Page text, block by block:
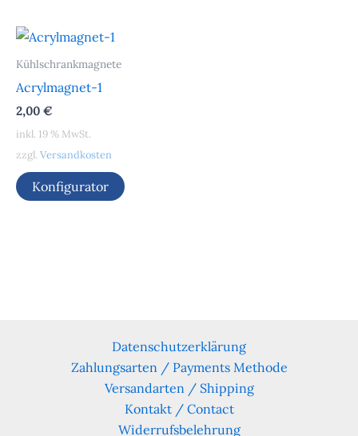
Kühlschrankmagnete
Acrylmagnet-1
2,00 €
inkl. 19 % MwSt.
zzgl. Versandkosten
Konfigurator
Datenschutzerklärung
Zahlungsarten / Payments Methode
Versandarten / Shipping
Kontakt / Contact
Widerrufsbelehrung